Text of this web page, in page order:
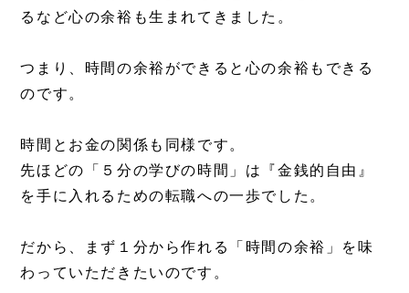
るなど心の余裕も生まれてきました。
つまり、時間の余裕ができると心の余裕もできる
のです。
時間とお金の関係も同様です。
先ほどの「５分の学びの時間」は『金銭的自由』
を手に入れるための転職への一歩でした。
だから、まず１分から作れる「時間の余裕」を味
わっていただきたいのです。